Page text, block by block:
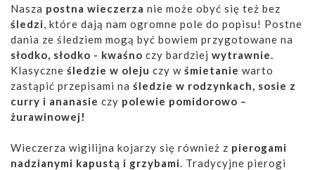
Nasza postna wieczerza nie może obyć się też bez
śledzi, które dają nam ogromne pole do popisu! Postne
dania ze śledziem mogą być bowiem przygotowane na
słodko, słodko - kwaśno czy bardziej wytrawnie.
Klasyczne śledzie w oleju czy w śmietanie warto
zastąpić przepisami na śledzie w rodzynkach, sosie z
curry i ananasie czy polewie pomidorowo –
żurawinowej!
Wieczerza wigilijna kojarzy się również z pierogami
nadzianymi kapustą i grzybami. Tradycyjne pierogi